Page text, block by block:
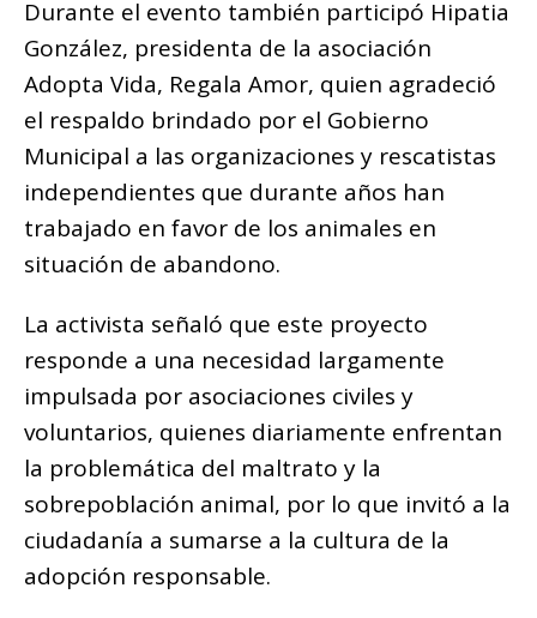
Durante el evento también participó Hipatia
González, presidenta de la asociación
Adopta Vida, Regala Amor, quien agradeció
el respaldo brindado por el Gobierno
Municipal a las organizaciones y rescatistas
independientes que durante años han
trabajado en favor de los animales en
situación de abandono.
La activista señaló que este proyecto
responde a una necesidad largamente
impulsada por asociaciones civiles y
voluntarios, quienes diariamente enfrentan
la problemática del maltrato y la
sobrepoblación animal, por lo que invitó a la
ciudadanía a sumarse a la cultura de la
adopción responsable.